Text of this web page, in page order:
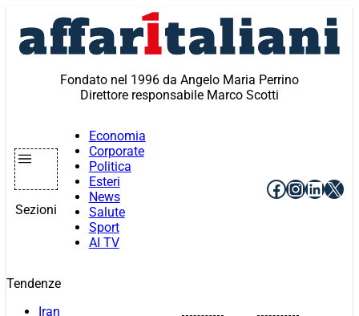
contenuto
Fondato nel 1996 da Angelo Maria Perrino
Direttore responsabile Marco Scotti
Sezioni
Economia
Corporate
Politica
Esteri
News
Salute
Sport
AI TV
Facebook
X
Tendenze
Iran